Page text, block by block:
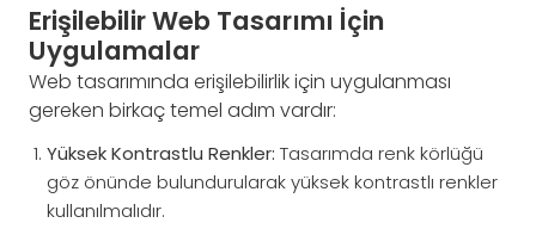
Erişilebilir Web Tasarımı İçin
Uygulamalar
Web tasarımında erişilebilirlik için uygulanması
gereken birkaç temel adım vardır:
Yüksek Kontrastlu Renkler: Tasarımda renk körlüğü
göz önünde bulundurularak yüksek kontrastlı renkler
kullanılmalıdır.